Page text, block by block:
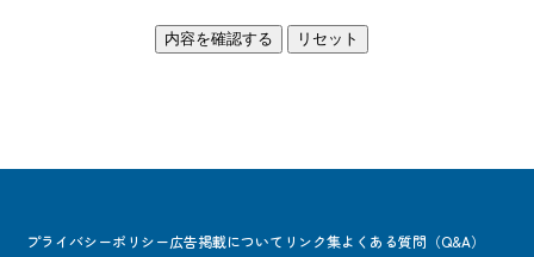
プライバシーポリシー広告掲載について リンク集よくある質問（Q&A）